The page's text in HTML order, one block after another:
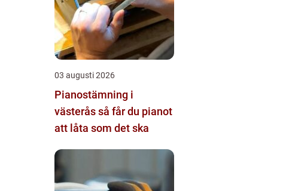
03 augusti 2026
Pianostämning i
västerås så får du pianot
att låta som det ska